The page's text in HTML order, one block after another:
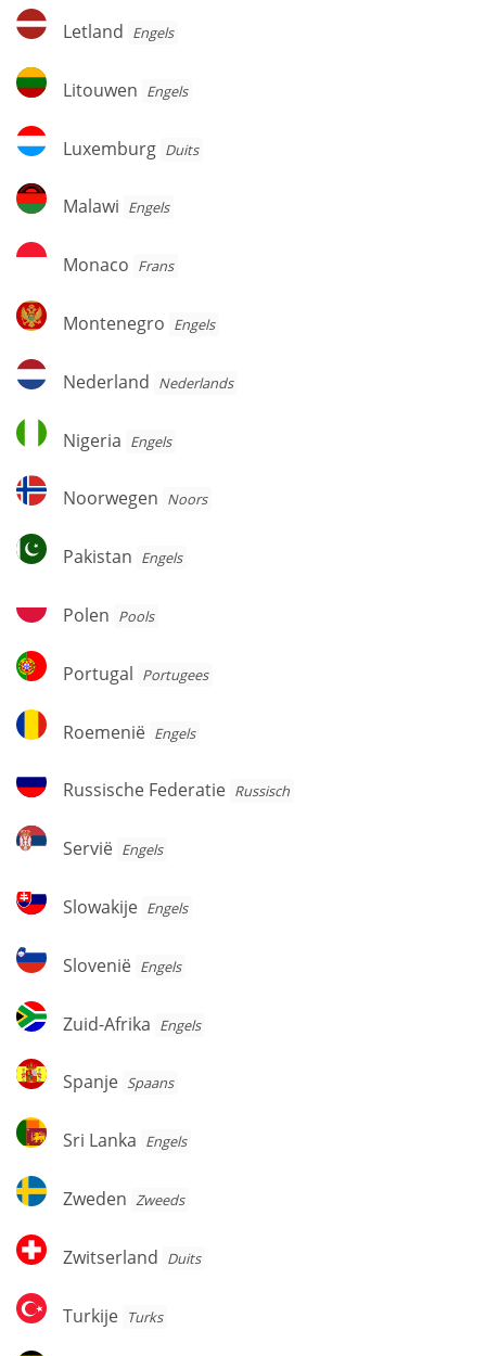
Letland
Letland Engels
Litouwen
Litouwen Engels
Luxemburg
Luxemburg Duits
Malawi
Malawi Engels
Monaco
Monaco Frans
Montenegro
Montenegro Engels
Nederland
Nederland Nederlands
Nigeria
Nigeria Engels
Noorwegen
Noorwegen Noors
Pakistan
Pakistan Engels
Polen
Polen Pools
Portugal
Portugal Portugees
Roemenië
Roemenië Engels
Russische
Federatie
Russische Federatie Russisch
Servië
Servië Engels
Slowakije
Slowakije Engels
Slovenië
Slovenië Engels
Zuid-
Afrika
Zuid-Afrika Engels
Spanje
Spanje Spaans
Sri
Lanka
Sri Lanka Engels
Zweden
Zweden Zweeds
Zwitserland
Zwitserland Duits
Turkije
Turkije Turks